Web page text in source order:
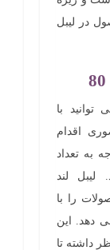
در لیبل
با
اقدام
کاغذی 100 × 80 با توجه به تعداد
لند
را با
دهد. این
داشته تا